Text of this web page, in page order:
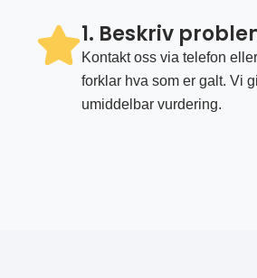
1. Beskriv
Kontakt oss via telefon
forklar hva som er galt. Vi
umiddelbar vurdering.